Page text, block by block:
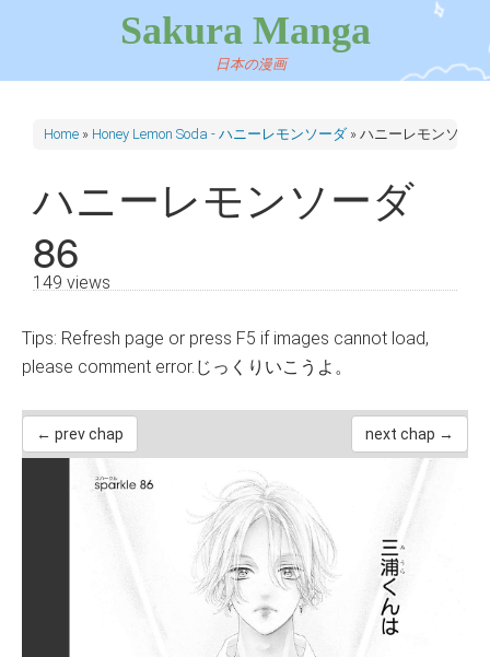
Sakura Manga
日本の漫画
Home » Honey Lemon Soda - ハニーレモンソーダ » ハニーレモンソーダ
ハニーレモンソーダ
86
149 views
Tips: Refresh page or press F5 if images cannot load,
please comment error.じっくりいこうよ。
← prev chap next chap →